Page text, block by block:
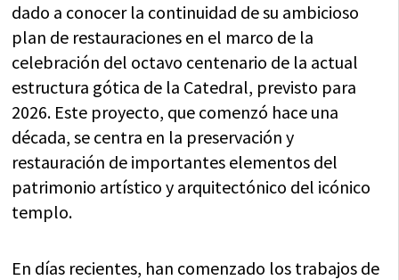
dado a conocer la continuidad de su ambicioso
plan de restauraciones en el marco de la
celebración del octavo centenario de la actual
estructura gótica de la Catedral, previsto para
2026. Este proyecto, que comenzó hace una
década, se centra en la preservación y
restauración de importantes elementos del
patrimonio artístico y arquitectónico del icónico
templo.
En días recientes, han comenzado los trabajos de